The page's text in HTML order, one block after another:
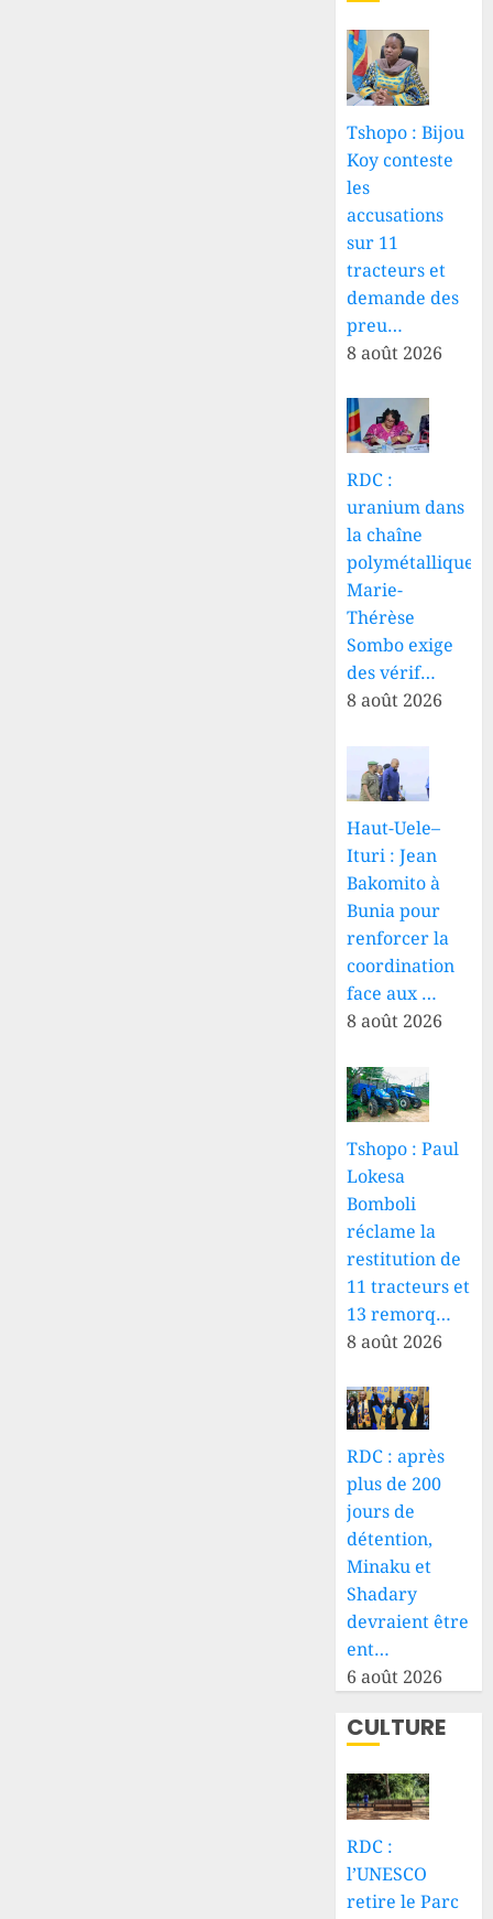
Tshopo : Bijou
Koy conteste
les
accusations
sur 11
tracteurs et
demande des
preu…
8 août 2026
RDC :
uranium dans
la chaîne
polymétallique,
Marie-
Thérèse
Sombo exige
des vérif…
8 août 2026
Haut-Uele–
Ituri : Jean
Bakomito à
Bunia pour
renforcer la
coordination
face aux …
8 août 2026
Tshopo : Paul
Lokesa
Bomboli
réclame la
restitution de
11 tracteurs et
13 remorq…
8 août 2026
RDC : après
plus de 200
jours de
détention,
Minaku et
Shadary
devraient être
ent…
6 août 2026
CULTURE
RDC :
l’UNESCO
retire le Parc